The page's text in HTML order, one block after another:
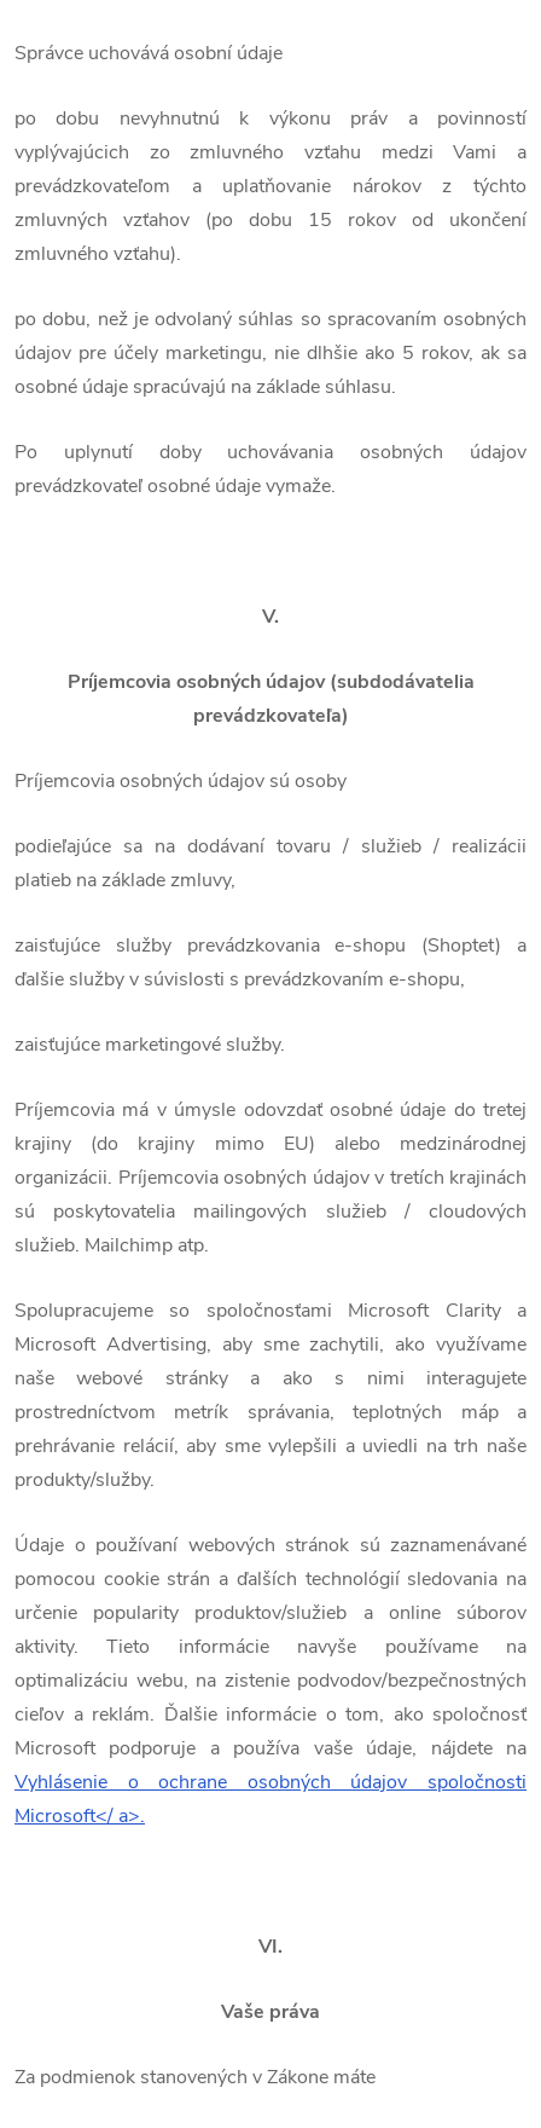
Správce uchovává osobní údaje
po dobu nevyhnutnú k výkonu práv a povinností
vyplývajúcich zo zmluvného vzťahu medzi Vami a
prevádzkovateľom a uplatňovanie nárokov z týchto
zmluvných vzťahov (po dobu 15 rokov od ukončení
zmluvného vzťahu).
po dobu, než je odvolaný súhlas so spracovaním osobných
údajov pre účely marketingu, nie dlhšie ako 5 rokov, ak sa
osobné údaje spracúvajú na základe súhlasu.
Po uplynutí doby uchovávania osobných údajov
prevádzkovateľ osobné údaje vymaže.
V.
Príjemcovia osobných údajov (subdodávatelia
prevádzkovateľa)
Príjemcovia osobných údajov sú osoby
podieľajúce sa na dodávaní tovaru / služieb / realizácii
platieb na základe zmluvy,
zaisťujúce služby prevádzkovania e-shopu (Shoptet) a
ďalšie služby v súvislosti s prevádzkovaním e-shopu,
zaisťujúce marketingové služby.
Príjemcovia má v úmysle odovzdať osobné údaje do tretej
krajiny (do krajiny mimo EU) alebo medzinárodnej
organizácii. Príjemcovia osobných údajov v tretích krajinách
sú poskytovatelia mailingových služieb / cloudových
služieb. Mailchimp atp.
Spolupracujeme so spoločnosťami Microsoft Clarity a
Microsoft Advertising, aby sme zachytili, ako využívame
naše webové stránky a ako s nimi interagujete
prostredníctvom metrík správania, teplotných máp a
prehrávanie relácií, aby sme vylepšili a uviedli na trh naše
produkty/služby.
Údaje o používaní webových stránok sú zaznamenávané
pomocou cookie strán a ďalších technológií sledovania na
určenie popularity produktov/služieb a online súborov
aktivity. Tieto informácie navyše používame na
optimalizáciu webu, na zistenie podvodov/bezpečnostných
cieľov a reklám. Ďalšie informácie o tom, ako spoločnosť
Microsoft podporuje a používa vaše údaje, nájdete na
Vyhlásenie o ochrane osobných údajov spoločnosti
Microsoft</ a>.
VI.
Vaše práva
Za podmienok stanovených v Zákone máte